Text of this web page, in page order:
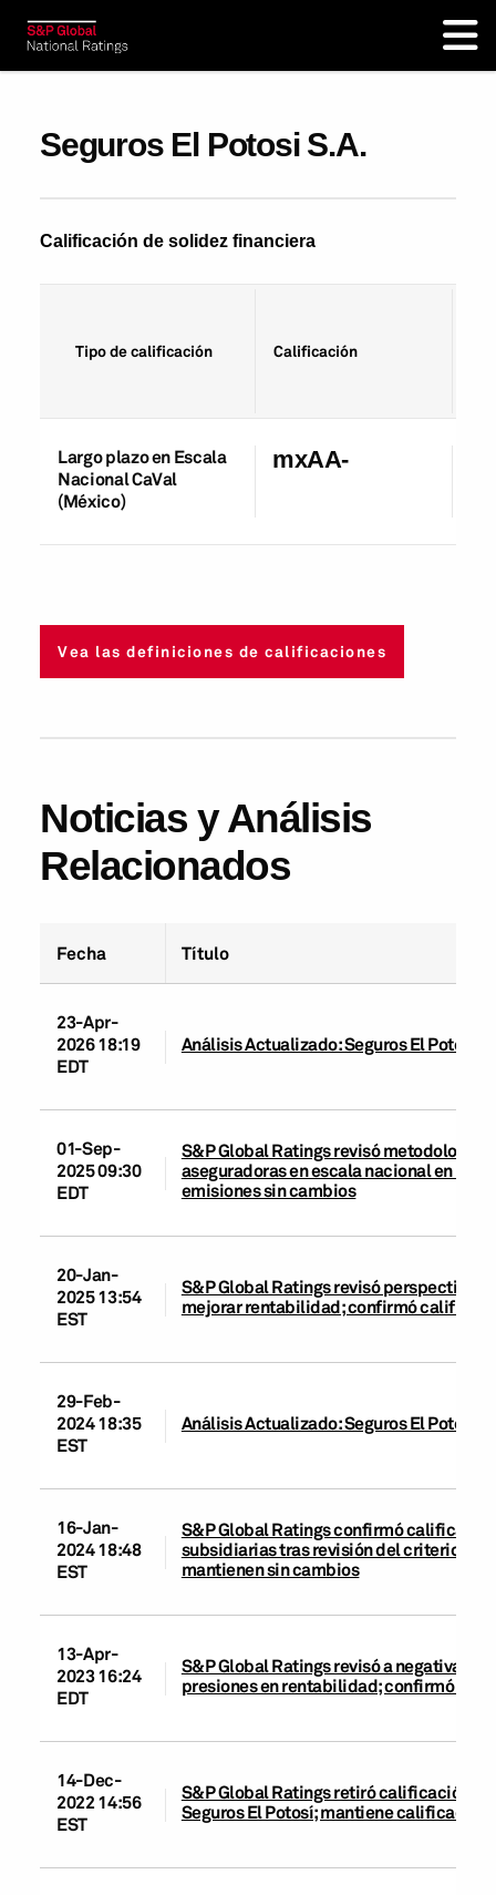
Seguros El Potosi S.A.
Calificación de solidez financiera
Tipo de calificación Calificación
Largo plazo en Escala
Nacional CaVal
(México)
mxAA-
Vea las definiciones de calificaciones
Noticias y Análisis
Relacionados
Fecha Título
23-Apr-
2026 18:19
EDT
Análisis Actualizado: Seguros El Potosí,
01-Sep-
2025 09:30
EDT
S&P Global Ratings revisó
aseguradoras en escala nacional en
emisiones sin cambios
20-Jan-
2025 13:54
EST
S&P Global Ratings revisó perspectiva
mejorar rentabilidad; confirmó
29-Feb-
2024 18:35
EST
Análisis Actualizado: Seguros El Potosí,
16-Jan-
2024 18:48
EST
S&P Global Ratings confirmó
subsidiarias tras revisión del criterio del
mantienen sin cambios
13-Apr-
2023 16:24
EDT
S&P Global Ratings revisó a negativa
presiones en rentabilidad; confirmó
14-Dec-
2022 14:56
EST
S&P Global Ratings retiró calificación
Seguros El Potosí; mantiene